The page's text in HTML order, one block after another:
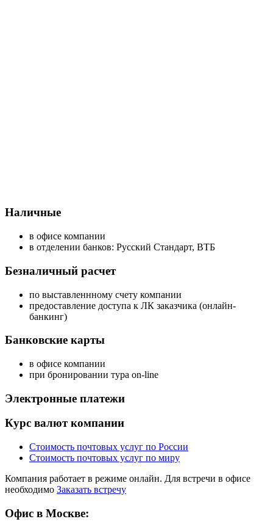
Наличные
в офисе компании
в отделении банков: Русский Стандарт, ВТБ
Безналичный расчет
по выставленнному счету компании
предоставление доступа к ЛК заказчика (онлайн-
банкинг)
Банковские карты
в офисе компании
при бронировании тура on-line
Электронные платежи
Курс валют компании
Стоимость почтовых услуг по России
Стоимость почтовых услуг по миру
Компания работает в режиме онлайн. Для встречи в офисе
необходимо Заказать встречу
Офис в Москве: